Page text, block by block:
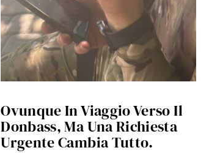
Ovunque In Viaggio Verso Il
Donbass, Ma Una Richiesta
Urgente Cambia Tutto.